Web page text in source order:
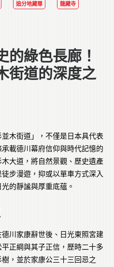
追分地藏尊 龍藏寺
的綠色長廊！
街道的深度之
木街道」，不僅是日本具代表
載德川幕府信仰與時代記憶的
大道，將自然景觀、歷史遺產
步漫遊，抑或以單車方式深入
的靜謐與厚重底蘊。
川家康辭世後、日光東照宮建
正綱與其子正信，歷時二十多
，並於家康公三十三回忌之